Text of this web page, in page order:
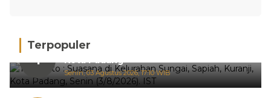
Terpopuler
1
Hujan Deras, 15 Titik Banjir Terdeteksi di
Kota Padang
Senin, 03 Agustus 2026, 17:10 WIB